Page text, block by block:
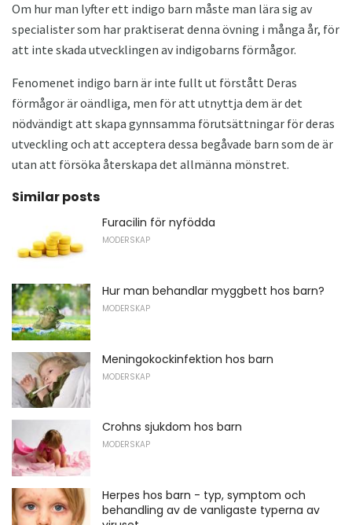
Om hur man lyfter ett indigo barn måste man lära sig av
specialister som har praktiserat denna övning i många år, för
att inte skada utvecklingen av indigobarns förmågor.
Fenomenet indigo barn är inte fullt ut förstått Deras
förmågor är oändliga, men för att utnyttja dem är det
nödvändigt att skapa gynnsamma förutsättningar för deras
utveckling och att acceptera dessa begåvade barn som de är
utan att försöka återskapa det allmänna mönstret.
Similar posts
Furacilin för nyfödda
MODERSKAP
Hur man behandlar myggbett hos barn?
MODERSKAP
Meningokockinfektion hos barn
MODERSKAP
Crohns sjukdom hos barn
MODERSKAP
Herpes hos barn - typ, symptom och
behandling av de vanligaste typerna av